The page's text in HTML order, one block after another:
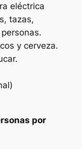
eléctrica
tazas,
y cerveza.
por